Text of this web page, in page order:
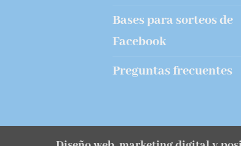
Bases para sorteos de
Facebook
Preguntas frecuentes